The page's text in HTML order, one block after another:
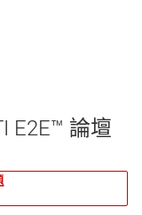
E2E™ 論壇